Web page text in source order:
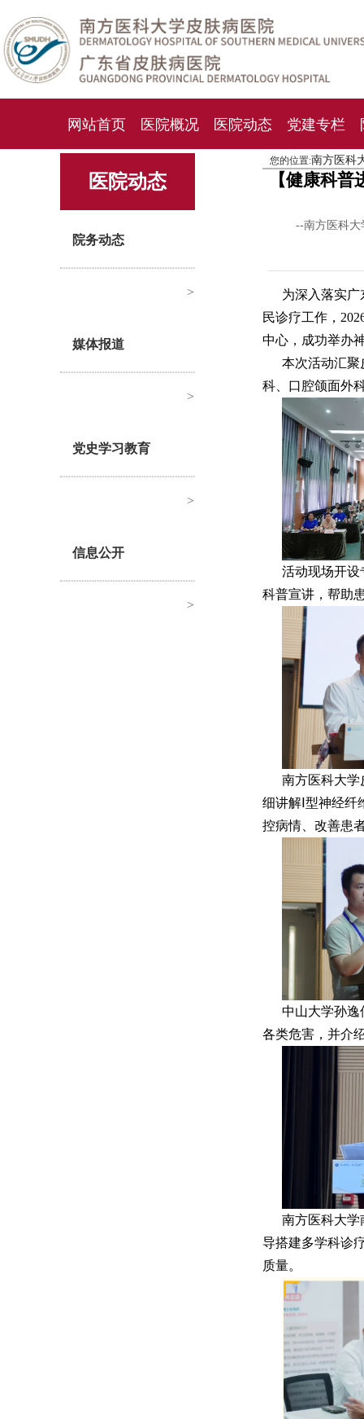
网站首页 医院概况 医院动态 党建专栏
化妆品检测中心 就诊指南 人才
医院动态
院务动态
>
媒体报道
>
党史学习教育
>
信息公开
>
您的位置:南方医科
【健康科
--南方医科大
为深入落实
民诊疗工作，
中心，成功举办
本次活动汇
科、口腔颌面外
活动现场开
科普宣讲，帮助
南方医科大
细讲解Ⅰ型神经
控病情、改善患
中山大学孙
各类危害，并介
南方医科大
导搭建多学科诊
质量。